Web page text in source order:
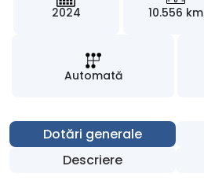
2024 10.556 km
Automată
Dotări generale
Descriere